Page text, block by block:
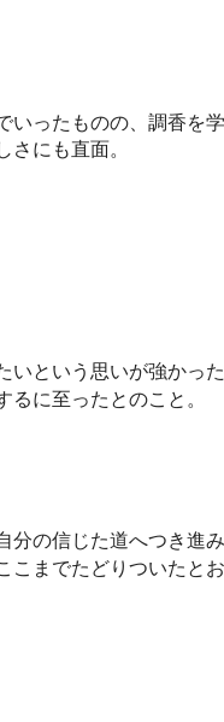
ったものの、
調香を
さにも直面。
いという思いが強かっ
に至ったとのこと。
の信じた道へつき進
までたどりついたとお